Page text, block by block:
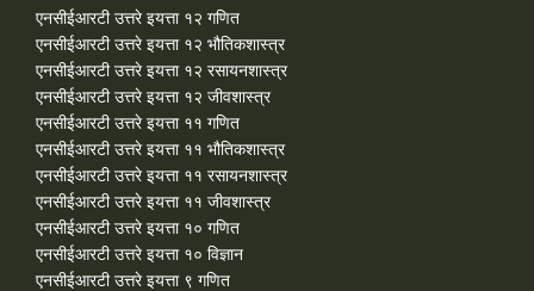
एनसीईआरटी उत्तरे इयत्ता १२ गणित
एनसीईआरटी उत्तरे इयत्ता १२ भौतिकशास्त्र
एनसीईआरटी उत्तरे इयत्ता १२ रसायनशास्त्र
एनसीईआरटी उत्तरे इयत्ता १२ जीवशास्त्र
एनसीईआरटी उत्तरे इयत्ता ११ गणित
एनसीईआरटी उत्तरे इयत्ता ११ भौतिकशास्त्र
एनसीईआरटी उत्तरे इयत्ता ११ रसायनशास्त्र
एनसीईआरटी उत्तरे इयत्ता ११ जीवशास्त्र
एनसीईआरटी उत्तरे इयत्ता १० गणित
एनसीईआरटी उत्तरे इयत्ता १० विज्ञान
एनसीईआरटी उत्तरे इयत्ता ९ गणित